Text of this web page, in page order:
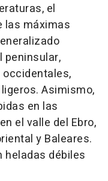
el
las máximas
peninsular,
occidentales,
Asimismo,
en las
el valle del Ebro,
y Baleares.
heladas débiles